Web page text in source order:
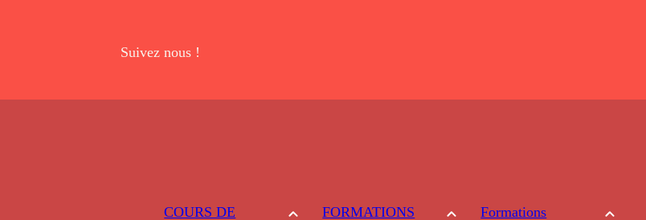
Suivez nous !
COURS DE
FORMATIONS
Formations